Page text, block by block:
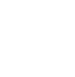
Temu,